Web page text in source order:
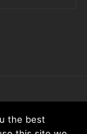
the best